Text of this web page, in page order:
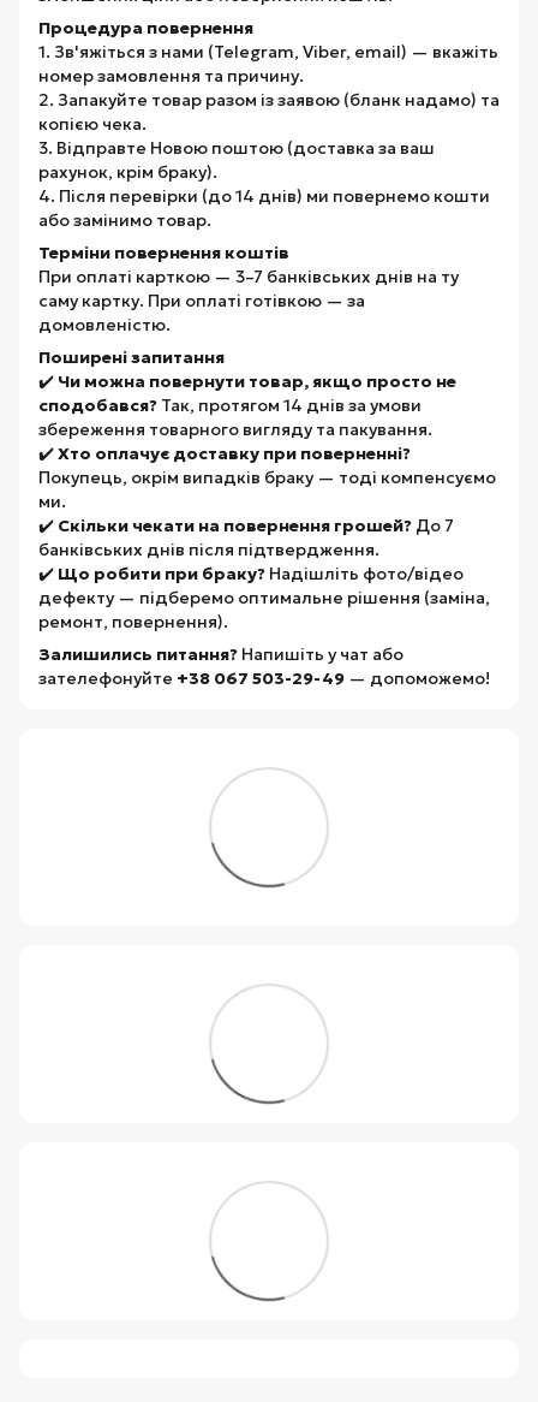
Процедура повернення
1. Зв'яжіться з нами (Telegram, Viber, email) — вкажіть
номер замовлення та причину.
2. Запакуйте товар разом із заявою (бланк надамо) та
копією чека.
3. Відправте Новою поштою (доставка за ваш
рахунок, крім браку).
4. Після перевірки (до 14 днів) ми повернемо кошти
або замінимо товар.
Терміни повернення коштів
При оплаті карткою — 3–7 банківських днів на ту
саму картку. При оплаті готівкою — за
домовленістю.
Поширені запитання
✔️ Чи можна повернути товар, якщо просто не
сподобався? Так, протягом 14 днів за умови
збереження товарного вигляду та пакування.
✔️Хто оплачує доставку при поверненні?
Покупець, окрім випадків браку — тоді компенсуємо
ми.
✔️ Скільки чекати на повернення грошей? До 7
банківських днів після підтвердження.
✔️ Що робити при браку? Надішліть фото/відео
дефекту — підберемо оптимальне рішення (заміна,
ремонт, повернення).
Залишились питання? Напишіть у чат або
зателефонуйте +38 067 503-29-49 — допоможемо!